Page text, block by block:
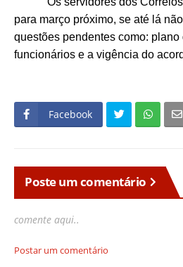
para março próximo, se até lá
questões pendentes como: plano
funcionários e a vigência do
Facebook
Poste um comentário
comente aqui..
Postar um comentário